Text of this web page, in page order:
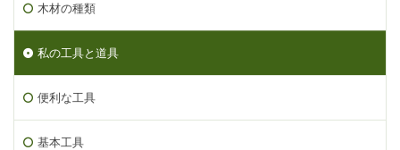
木材の種類
私の工具と道具
便利な工具
基本工具